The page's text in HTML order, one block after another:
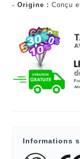
- Origine : Conçu
Informations